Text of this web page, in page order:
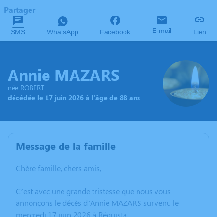
Partager
SMS WhatsApp Facebook E-mail Lien
Annie MAZARS
née ROBERT
décédée le 17 juin 2026 à l'âge de 88 ans
Message de la famille
Chère famille, chers amis,
C’est avec une grande tristesse que nous vous
annonçons le décès d’Annie MAZARS survenu le
mercredi 17 juin 2026 à Réquista.